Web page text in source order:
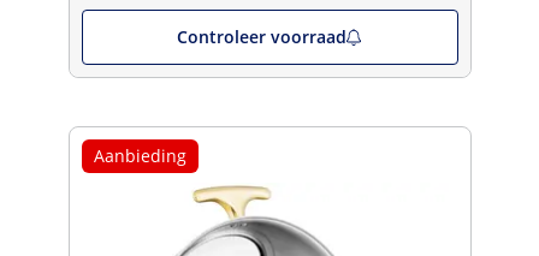
Controleer voorraad
Aanbieding